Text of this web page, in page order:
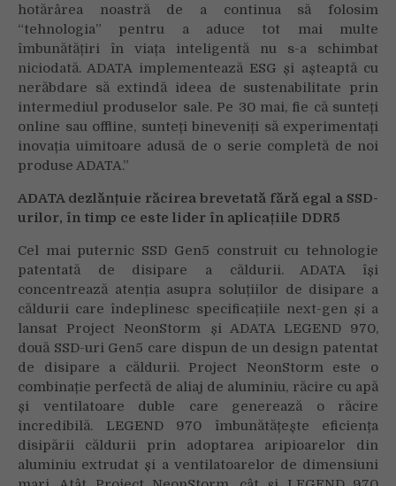
hotărârea noastră de a continua să folosim
“tehnologia” pentru a aduce tot mai multe
îmbunătățiri în viața inteligentă nu s-a schimbat
niciodată. ADATA implementează ESG și așteaptă cu
nerăbdare să extindă ideea de sustenabilitate prin
intermediul produselor sale. Pe 30 mai, fie că sunteți
online sau offline, sunteți bineveniți să experimentați
inovația uimitoare adusă de o serie completă de noi
produse ADATA.”
ADATA dezlănțuie răcirea brevetată fără egal a SSD-
urilor, în timp ce este lider în aplicațiile DDR5
Cel mai puternic SSD Gen5 construit cu tehnologie
patentată de disipare a căldurii. ADATA își
concentrează atenția asupra soluțiilor de disipare a
căldurii care îndeplinesc specificațiile next-gen și a
lansat Project NeonStorm și ADATA LEGEND 970,
două SSD-uri Gen5 care dispun de un design patentat
de disipare a căldurii. Project NeonStorm este o
combinație perfectă de aliaj de aluminiu, răcire cu apă
și ventilatoare duble care generează o răcire
incredibilă. LEGEND 970 îmbunătățește eficiența
disipării căldurii prin adoptarea aripioarelor din
aluminiu extrudat și a ventilatoarelor de dimensiuni